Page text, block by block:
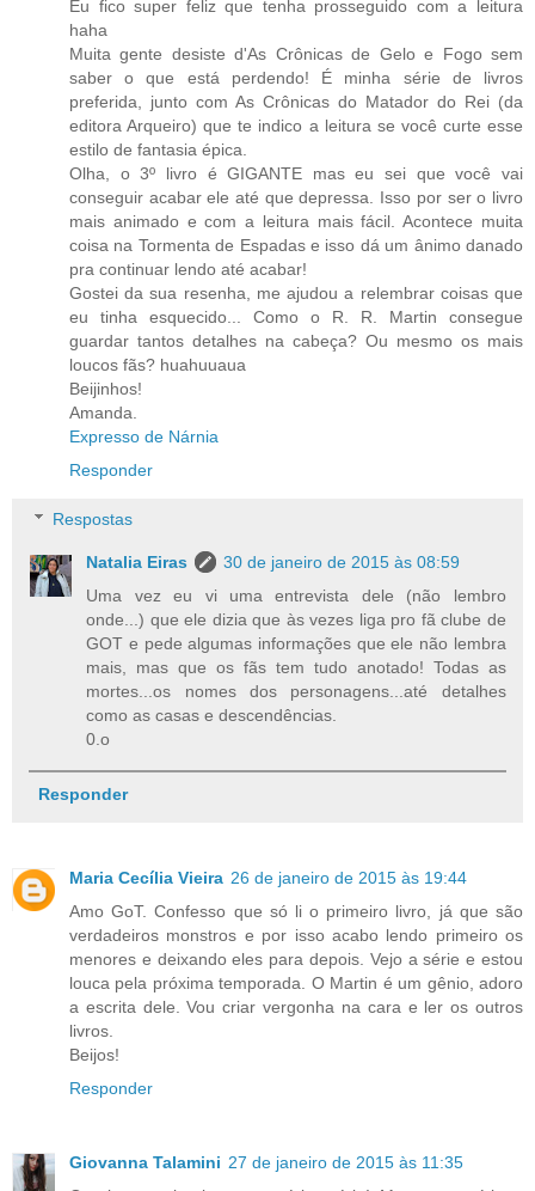
Eu fico super feliz que tenha prosseguido com a leitura
haha
Muita gente desiste d'As Crônicas de Gelo e Fogo sem
saber o que está perdendo! É minha série de livros
preferida, junto com As Crônicas do Matador do Rei (da
editora Arqueiro) que te indico a leitura se você curte esse
estilo de fantasia épica.
Olha, o 3º livro é GIGANTE mas eu sei que você vai
conseguir acabar ele até que depressa. Isso por ser o livro
mais animado e com a leitura mais fácil. Acontece muita
coisa na Tormenta de Espadas e isso dá um ânimo danado
pra continuar lendo até acabar!
Gostei da sua resenha, me ajudou a relembrar coisas que
eu tinha esquecido... Como o R. R. Martin consegue
guardar tantos detalhes na cabeça? Ou mesmo os mais
loucos fãs? huahuuaua
Beijinhos!
Amanda.
Expresso de Nárnia
Responder
Respostas
Natalia Eiras
30 de janeiro de 2015 às 08:59
Uma vez eu vi uma entrevista dele (não lembro
onde...) que ele dizia que às vezes liga pro fã clube de
GOT e pede algumas informações que ele não lembra
mais, mas que os fãs tem tudo anotado! Todas as
mortes...os nomes dos personagens...até detalhes
como as casas e descendências.
0.o
Responder
Maria Cecília Vieira 26 de janeiro de 2015 às 19:44
Amo GoT. Confesso que só li o primeiro livro, já que são
verdadeiros monstros e por isso acabo lendo primeiro os
menores e deixando eles para depois. Vejo a série e estou
louca pela próxima temporada. O Martin é um gênio, adoro
a escrita dele. Vou criar vergonha na cara e ler os outros
livros.
Beijos!
Responder
Giovanna Talamini 27 de janeiro de 2015 às 11:35